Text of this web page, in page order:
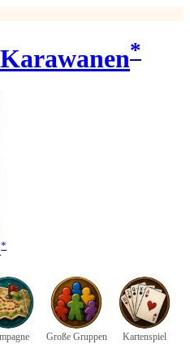
*
*
Große Gruppen Kartenspiel